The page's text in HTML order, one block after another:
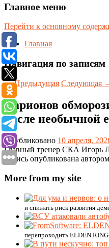
Главное меню
Перейти к основному
Главная
Навигация по записям
←Предыдущая Следующая
Ларионов
после необычной
Опубликовано 10 апреля,
Главный тренер СКА Игорь
Запись опубликована автором
More from my site
и снижать риск развития
перепроходить ELDEN